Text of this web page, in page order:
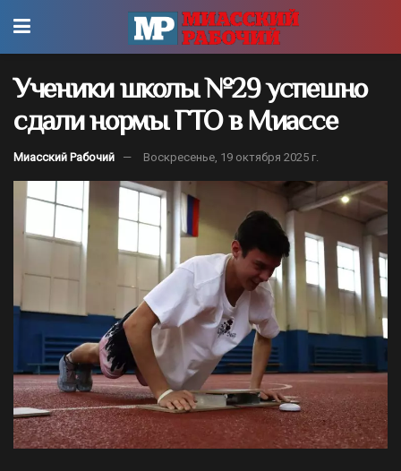
Ученики школы №29 успешно
сдали нормы ГТО в Миассе
Миасский Рабочий Воскресенье, 19 октября 2025 г.